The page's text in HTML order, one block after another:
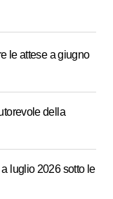
le attese a giugno
della
luglio 2026 sotto le